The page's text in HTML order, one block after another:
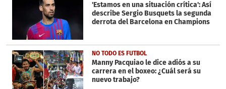
'Estamos en una situación crítica': Así
describe Sergio Busquets la segunda
derrota del Barcelona en Champions
NO TODO ES FUTBOL
Manny Pacquiao le dice adiós a su
carrera en el boxeo: ¿Cuál será su
nuevo trabajo?